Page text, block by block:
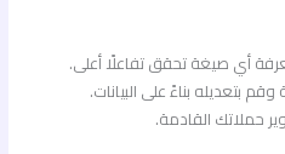
بتعديله بناءً على البيانات.
حملاتك القادمة.